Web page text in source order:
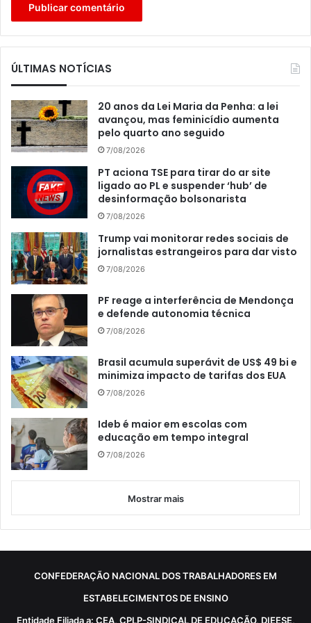
ÚLTIMAS NOTÍCIAS
20 anos da Lei Maria da Penha: a lei
avançou, mas feminicídio aumenta
pelo quarto ano seguido
7/08/2026
PT aciona TSE para tirar do ar site
ligado ao PL e suspender ‘hub’ de
desinformação bolsonarista
7/08/2026
Trump vai monitorar redes sociais de
jornalistas estrangeiros para dar visto
7/08/2026
PF reage a interferência de Mendonça
e defende autonomia técnica
7/08/2026
Brasil acumula superávit de US$ 49 bi e
minimiza impacto de tarifas dos EUA
7/08/2026
Ideb é maior em escolas com
educação em tempo integral
7/08/2026
Mostrar mais
CONFEDERAÇÃO NACIONAL DOS TRABALHADORES EM
ESTABELECIMENTOS DE ENSINO
Entidade Filiada a: CEA, CPLP-SINDICAL DE EDUCAÇÃO, DIEESE,